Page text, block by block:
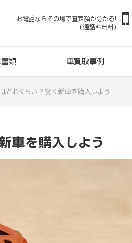
お電話ならその場で査定額が分かる!
(通話料無料)
類 車買取事例
どれくらい？賢く新車を購入しよう
車を購入しよう